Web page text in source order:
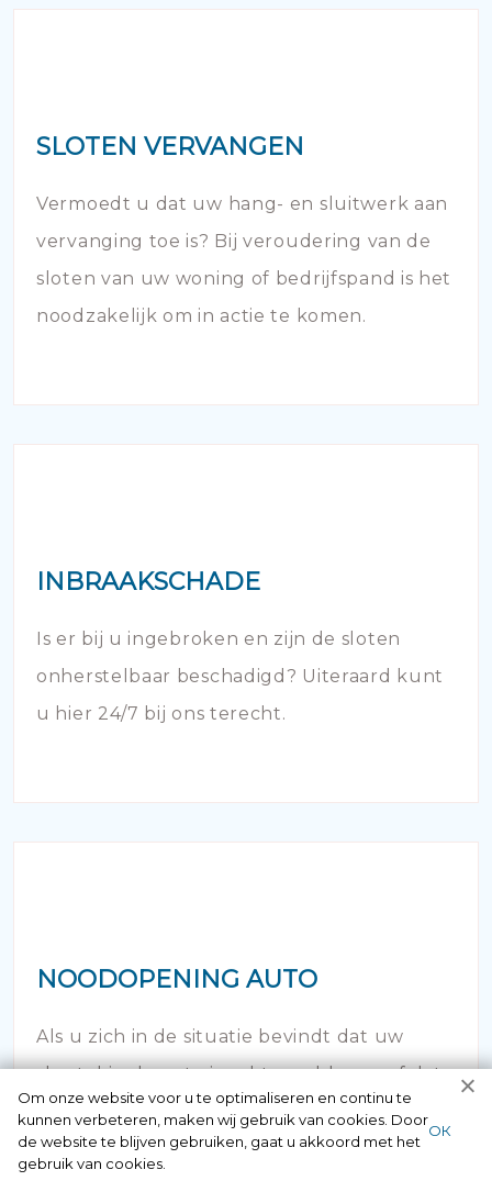
SLOTEN VERVANGEN
Vermoedt u dat uw hang- en sluitwerk aan
vervanging toe is? Bij veroudering van de
sloten van uw woning of bedrijfspand is het
noodzakelijk om in actie te komen.
INBRAAKSCHADE
Is er bij u ingebroken en zijn de sloten
onherstelbaar beschadigd? Uiteraard kunt
u hier 24/7 bij ons terecht.
NOODOPENING AUTO
Als u zich in de situatie bevindt dat uw
sleutel in de auto is achtergebleven of dat
de deur is afgebroken en dichtgevallen -
bel dan onze autoslotenmaker!
Om onze website voor u te optimaliseren en continu te
kunnen verbeteren, maken wij gebruik van cookies. Door
de website te blijven gebruiken, gaat u akkoord met het
gebruik van cookies.
ОК